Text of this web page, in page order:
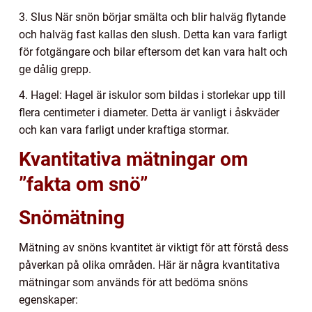
3. Slus När snön börjar smälta och blir halväg flytande
och halväg fast kallas den slush. Detta kan vara farligt
för fotgängare och bilar eftersom det kan vara halt och
ge dålig grepp.
4. Hagel: Hagel är iskulor som bildas i storlekar upp till
flera centimeter i diameter. Detta är vanligt i åskväder
och kan vara farligt under kraftiga stormar.
Kvantitativa mätningar om
”fakta om snö”
Snömätning
Mätning av snöns kvantitet är viktigt för att förstå dess
påverkan på olika områden. Här är några kvantitativa
mätningar som används för att bedöma snöns
egenskaper: